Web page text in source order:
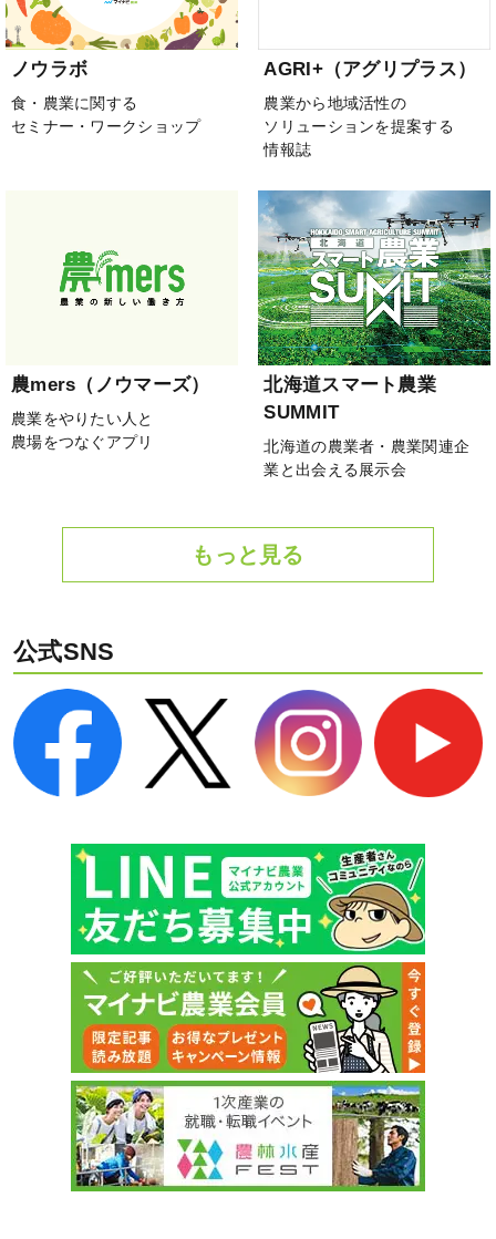
ノウラボ
食・農業に関する
セミナー・ワークショップ
AGRI+（アグリプラス）
農業から地域活性の
ソリューションを提案する
情報誌
農mers（ノウマーズ）
農業をやりたい人と
農場をつなぐアプリ
北海道スマート農業
SUMMIT
北海道の農業者・農業関連企
業と出会える展示会
もっと見る
公式SNS